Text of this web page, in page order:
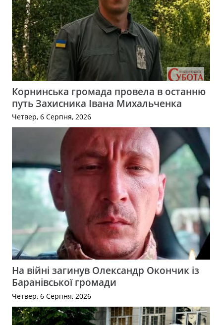
Корнинська громада провела в останню
путь Захисника Івана Михальченка
Четвер, 6 Серпня, 2026
На війні загинув Олександр Окончик із
Баранівської громади
Четвер, 6 Серпня, 2026